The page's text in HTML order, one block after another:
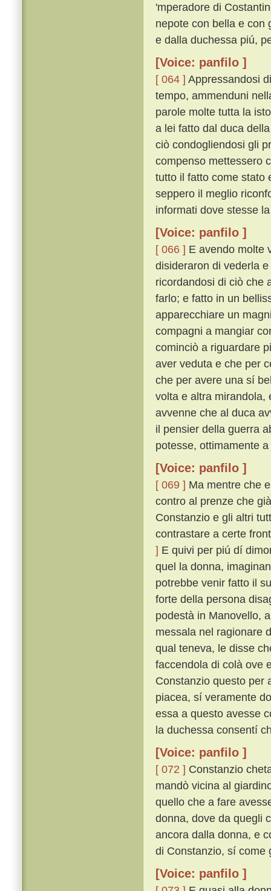
'mperadore di
nepote con bella e con
e dalla duchessa piú,
[Voice: panfilo ]
[ 064 ] Appressandosi
tempo, ammenduni
parole molte tutta la
a lei fatto dal duca
ciò condogliendosi gli
compenso mettessero
tutto il fatto come stato
seppero il meglio
informati dove stesse
[Voice: panfilo ]
[ 066 ] E avendo molte
disideraron di vederla
ricordandosi di ciò che
farlo; e fatto in un
apparecchiare un
compagni a mangiar
cominciò a riguardare
aver veduta e che per
che per avere una sí
volta e altra mirandola,
avvenne che al duca
il pensier della guerra
potesse, ottimamente
[Voice: panfilo ]
[ 069 ] Ma mentre che
contro al prenze che
Constanzio e gli altri
contrastare a certe
] E quivi per piú dí
quel la donna,
potrebbe venir fatto il
forte della persona
podestà in Manovello,
messala nel ragionare
qual teneva, le disse
faccendola di colà ove
Constanzio questo per
piacea, sí veramente
essa a questo avesse
la duchessa consentí
[Voice: panfilo ]
[ 072 ] Constanzio
mandò vicina al
quello che a fare
donna, dove da quegli
ancora dalla donna, e
di Constanzio, sí come
[Voice: panfilo ]